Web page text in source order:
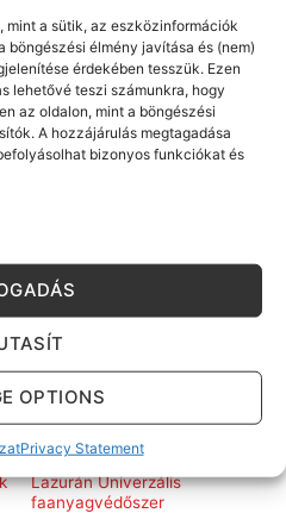
a sütik, az eszközinformációk
böngészési élmény javítása és (nem)
érdekében tesszük. Ezen
lehetővé teszi számunkra, hogy
az oldalon, mint a böngészési
A hozzájárulás megtagadása
bizonyos funkciókat és
OPTIONS
Privacy Statement
LAZURÁN
Lazurán Univerzális beltéri lakk
– magasfényű
LAZURÁN
Lazurán Univerzális
faanyagvédőszer